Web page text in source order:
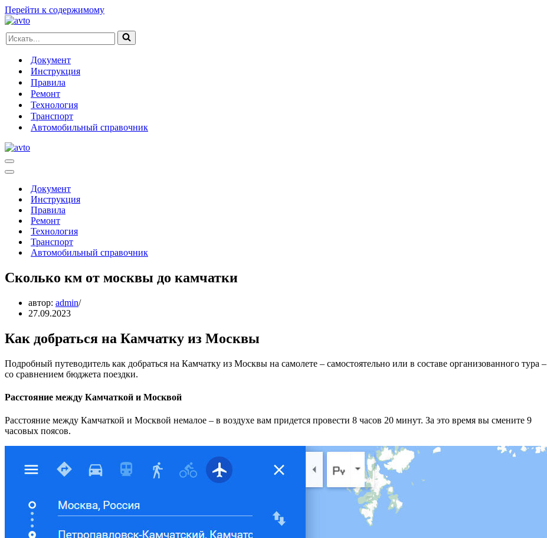
Перейти к содержимому
Искать...
Документ
Инструкция
Правила
Ремонт
Технология
Транспорт
Автомобильный справочник
Меню
навигации
Меню
навигацииДокумент
Инструкция
Правила
Ремонт
Технология
Транспорт
Автомобильный справочник
Сколько км от москвы до камчатки
автор: admin
27.09.2023
Как добраться на Камчатку из Москвы
Подробный путеводитель как добраться на Камчатку из Москвы на самолете – самостоятельно или в составе организованного тура –
со сравнением бюджета поездки.
Расстояние между Камчаткой и Москвой
Расстояние между Камчаткой и Москвой немалое – в воздухе вам придется провести 8 часов 20 минут. За это время вы смените 9
часовых поясов.